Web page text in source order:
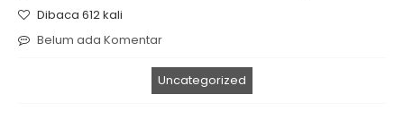
Dibaca 612 kali
Belum ada Komentar
Uncategorized